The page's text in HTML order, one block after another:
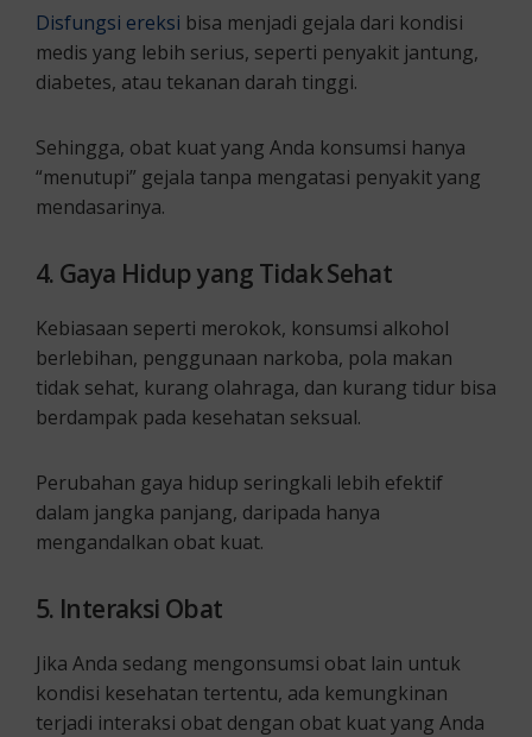
Disfungsi ereksi bisa menjadi gejala dari kondisi
medis yang lebih serius, seperti penyakit jantung,
diabetes, atau tekanan darah tinggi.
Sehingga, obat kuat yang Anda konsumsi hanya
“menutupi” gejala tanpa mengatasi penyakit yang
mendasarinya.
4. Gaya Hidup yang Tidak Sehat
Kebiasaan seperti merokok, konsumsi alkohol
berlebihan, penggunaan narkoba, pola makan
tidak sehat, kurang olahraga, dan kurang tidur bisa
berdampak pada kesehatan seksual.
Perubahan gaya hidup seringkali lebih efektif
dalam jangka panjang, daripada hanya
mengandalkan obat kuat.
5. Interaksi Obat
Jika Anda sedang mengonsumsi obat lain untuk
kondisi kesehatan tertentu, ada kemungkinan
terjadi interaksi obat dengan obat kuat yang Anda